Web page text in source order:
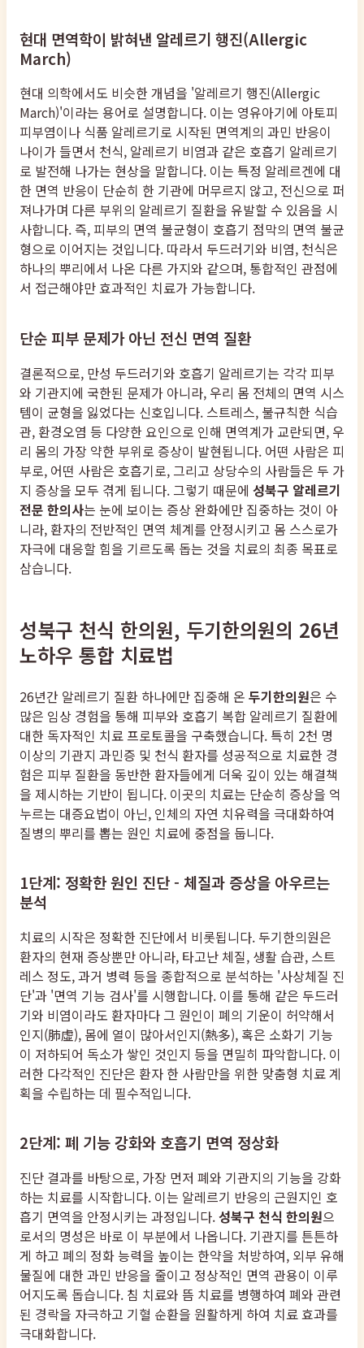
현대 면역학이 밝혀낸 알레르기 행진(Allergic
March)
현대 의학에서도 비슷한 개념을 '알레르기 행진(Allergic
March)'이라는 용어로 설명합니다. 이는 영유아기에 아토피
피부염이나 식품 알레르기로 시작된 면역계의 과민 반응이
나이가 들면서 천식, 알레르기 비염과 같은 호흡기 알레르기
로 발전해 나가는 현상을 말합니다. 이는 특정 알레르겐에 대
한 면역 반응이 단순히 한 기관에 머무르지 않고, 전신으로 퍼
져나가며 다른 부위의 알레르기 질환을 유발할 수 있음을 시
사합니다. 즉, 피부의 면역 불균형이 호흡기 점막의 면역 불균
형으로 이어지는 것입니다. 따라서 두드러기와 비염, 천식은
하나의 뿌리에서 나온 다른 가지와 같으며, 통합적인 관점에
서 접근해야만 효과적인 치료가 가능합니다.
단순 피부 문제가 아닌 전신 면역 질환
결론적으로, 만성 두드러기와 호흡기 알레르기는 각각 피부
와 기관지에 국한된 문제가 아니라, 우리 몸 전체의 면역 시스
템이 균형을 잃었다는 신호입니다. 스트레스, 불규칙한 식습
관, 환경오염 등 다양한 요인으로 인해 면역계가 교란되면, 우
리 몸의 가장 약한 부위로 증상이 발현됩니다. 어떤 사람은 피
부로, 어떤 사람은 호흡기로, 그리고 상당수의 사람들은 두 가
지 증상을 모두 겪게 됩니다. 그렇기 때문에 성북구 알레르기
전문 한의사는 눈에 보이는 증상 완화에만 집중하는 것이 아
니라, 환자의 전반적인 면역 체계를 안정시키고 몸 스스로가
자극에 대응할 힘을 기르도록 돕는 것을 치료의 최종 목표로
삼습니다.
성북구 천식 한의원, 두기한의원의 26년
노하우 통합 치료법
26년간 알레르기 질환 하나에만 집중해 온 두기한의원은 수
많은 임상 경험을 통해 피부와 호흡기 복합 알레르기 질환에
대한 독자적인 치료 프로토콜을 구축했습니다. 특히 2천 명
이상의 기관지 과민증 및 천식 환자를 성공적으로 치료한 경
험은 피부 질환을 동반한 환자들에게 더욱 깊이 있는 해결책
을 제시하는 기반이 됩니다. 이곳의 치료는 단순히 증상을 억
누르는 대증요법이 아닌, 인체의 자연 치유력을 극대화하여
질병의 뿌리를 뽑는 원인 치료에 중점을 둡니다.
1단계: 정확한 원인 진단 - 체질과 증상을 아우르는
분석
치료의 시작은 정확한 진단에서 비롯됩니다. 두기한의원은
환자의 현재 증상뿐만 아니라, 타고난 체질, 생활 습관, 스트
레스 정도, 과거 병력 등을 종합적으로 분석하는 '사상체질 진
단'과 '면역 기능 검사'를 시행합니다. 이를 통해 같은 두드러
기와 비염이라도 환자마다 그 원인이 폐의 기운이 허약해서
인지(肺虛), 몸에 열이 많아서인지(熱多), 혹은 소화기 기능
이 저하되어 독소가 쌓인 것인지 등을 면밀히 파악합니다. 이
러한 다각적인 진단은 환자 한 사람만을 위한 맞춤형 치료 계
획을 수립하는 데 필수적입니다.
2단계: 폐 기능 강화와 호흡기 면역 정상화
진단 결과를 바탕으로, 가장 먼저 폐와 기관지의 기능을 강화
하는 치료를 시작합니다. 이는 알레르기 반응의 근원지인 호
흡기 면역을 안정시키는 과정입니다.성북구 천식 한의원으
로서의 명성은 바로 이 부분에서 나옵니다. 기관지를 튼튼하
게 하고 폐의 정화 능력을 높이는 한약을 처방하여, 외부 유해
물질에 대한 과민 반응을 줄이고 정상적인 면역 관용이 이루
어지도록 돕습니다. 침 치료와 뜸 치료를 병행하여 폐와 관련
된 경락을 자극하고 기혈 순환을 원활하게 하여 치료 효과를
극대화합니다.